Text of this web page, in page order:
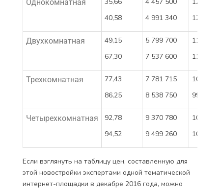
Однокомнатная
40,58
4 991 340
123 000
Двухкомнатная
49,15
67,30
5 799 700
7 537 600
118 000
112 000
Трехкомнатная
77,43
86,25
7 781 715
8 538 750
100 500
99 000
Четырехкомнатная
92,78
94,52
9 370 780
9 499 260
101 000
100 500
Если взглянуть на таблицу цен, составленную для
этой новостройки экспертами одной тематической
интернет-площадки в декабре 2016 года, можно